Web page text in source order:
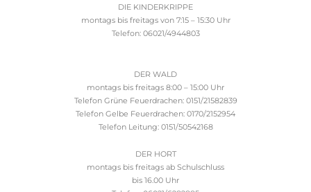
DIE KINDERKRIPPE
montags bis freitags von 7:15 – 15:30 Uhr
Telefon: 06021/4944803
DER WALD
montags bis freitags 8:00 – 15:00 Uhr
Telefon Grüne Feuerdrachen: 0151/21582839
Telefon Gelbe Feuerdrachen: 0170/2152954
Telefon Leitung: 0151/50542168
DER HORT
montags bis freitags ab Schulschluss
bis 16.00 Uhr